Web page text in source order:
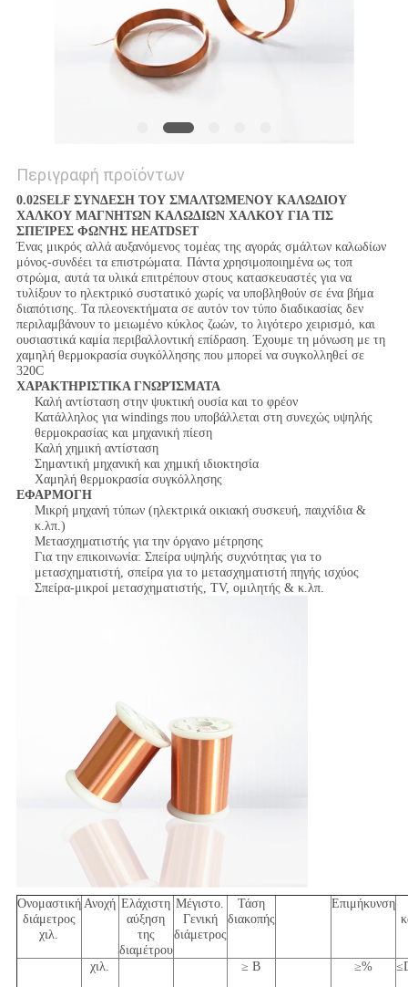
Περιγραφή προϊόντων
0.02SELF ΣΥΝΔΕΣΗ ΤΟΥ ΣΜΑΛΤΩΜΕΝΟΥ ΚΑΛΩΔΙΟΥ
ΧΑΛΚΟΥ ΜΑΓΝΗΤΩΝ ΚΑΛΩΔΙΩΝ ΧΑΛΚΟΥ ΓΙΑ ΤΙΣ
ΣΠΕΊΡΕΣ ΦΩΝΉΣ HEATDSET
Ένας μικρός αλλά αυξανόμενος τομέας της αγοράς σμάλτων καλωδίων
μόνος-συνδέει τα επιστρώματα. Πάντα χρησιμοποιημένα ως τοπ
στρώμα, αυτά τα υλικά επιτρέπουν στους κατασκευαστές για να
τυλίξουν το ηλεκτρικό συστατικό χωρίς να υποβληθούν σε ένα βήμα
διαπότισης. Τα πλεονεκτήματα σε αυτόν τον τύπο διαδικασίας δεν
περιλαμβάνουν το μειωμένο κύκλος ζωών, το λιγότερο χειρισμό, και
ουσιαστικά καμία περιβαλλοντική επίδραση. Έχουμε τη μόνωση με τη
χαμηλή θερμοκρασία συγκόλλησης που μπορεί να συγκολληθεί σε
320C
ΧΑΡΑΚΤΗΡΙΣΤΙΚΑ ΓΝΩΡΊΣΜΑΤΑ
Καλή αντίσταση στην ψυκτική ουσία και το φρέον
Κατάλληλος για windings που υποβάλλεται στη συνεχώς υψηλής
θερμοκρασίας και μηχανική πίεση
Καλή χημική αντίσταση
Σημαντική μηχανική και χημική ιδιοκτησία
Χαμηλή θερμοκρασία συγκόλλησης
ΕΦΑΡΜΟΓΗ
Μικρή μηχανή τύπων (ηλεκτρικά οικιακή συσκευή, παιχνίδια &
κ.λπ.)
Μετασχηματιστής για την όργανο μέτρησης
Για την επικοινωνία: Σπείρα υψηλής συχνότητας για το
μετασχηματιστή, σπείρα για το μετασχηματιστή πηγής ισχύος
Σπείρα-μικροί μετασχηματιστής, TV, ομιλητής & κ.λπ.
Ονομαστική
διάμετρος
χιλ.
Ανοχή Ελάχιστη
αύξηση
της
διαμέτρου
Μέγιστο.
Γενική
διάμετρος
Τάση
διακοπής
Επιμήκυνση
χιλ. ≥ Β ≥%